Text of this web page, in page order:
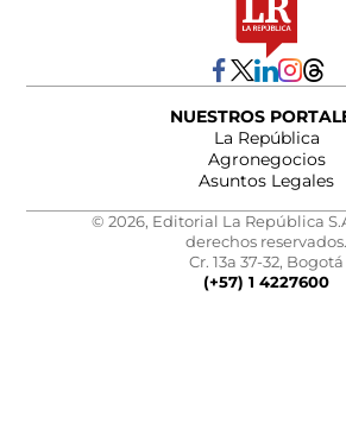
NUESTROS
La República
Agronegocios
Asuntos Legales
© 2026, Editorial La República
derechos reservados.
Cr. 13a 37-32, Bogotá
(+57) 1 4227600